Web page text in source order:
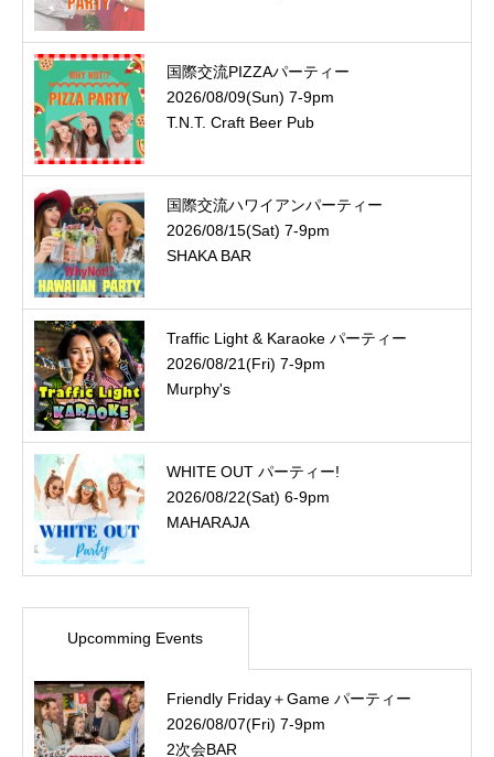
国際交流PIZZAパーティー
2026/08/09(Sun) 7-9pm
T.N.T. Craft Beer Pub
国際交流ハワイアンパーティー
2026/08/15(Sat) 7-9pm
SHAKA BAR
Traffic Light & Karaoke パーティー
2026/08/21(Fri) 7-9pm
Murphy's
WHITE OUT パーティー!
2026/08/22(Sat) 6-9pm
MAHARAJA
Upcomming Events
Friendly Friday＋Game パーティー
2026/08/07(Fri) 7-9pm
2次会BAR